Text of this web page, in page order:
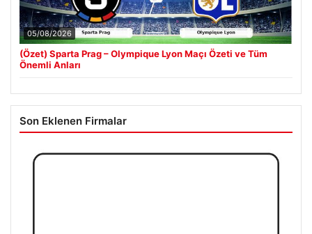
05/08/2026
(Özet) Sparta Prag – Olympique Lyon Maçı Özeti ve Tüm
Önemli Anları
Son Eklenen Firmalar